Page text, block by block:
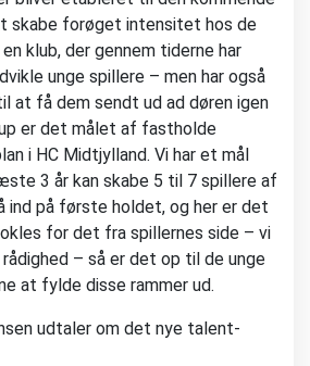
skabe forøget intensitet hos de
klub, der gennem tiderne har
unge spillere – men har også
at få dem sendt ud ad døren igen
er det målet af fastholde
i HC Midtjylland. Vi har et mål
3 år kan skabe 5 til 7 spillere af
ind på første holdet, og her er det
for det fra spillernes side – vi
– så er det op til de unge
at fylde disse rammer ud.
udtaler om det nye talent-